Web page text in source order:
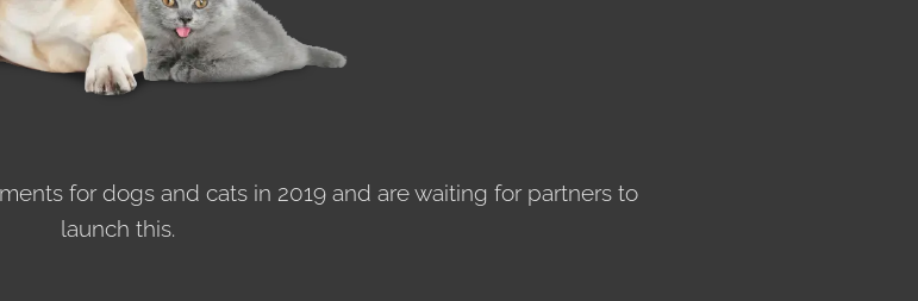
for dogs and cats in 2019 and are waiting for partners to
launch this.